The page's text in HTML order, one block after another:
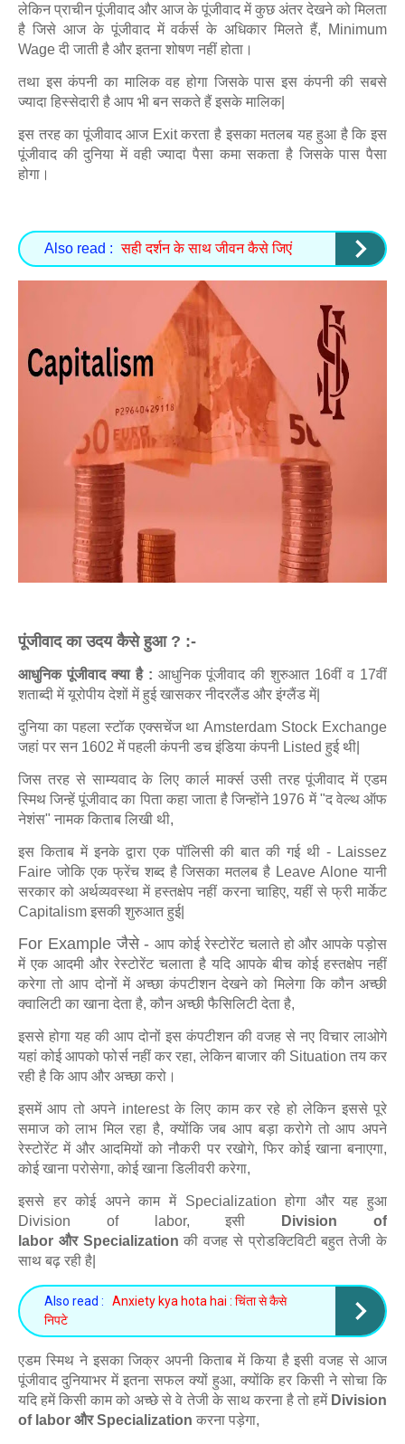
लेकिन प्राचीन पूंजीवाद और आज के पूंजीवाद में कुछ अंतर देखने को मिलता
है जिसे आज के पूंजीवाद में वर्कर्स के अधिकार मिलते हैं, Minimum
Wage दी जाती है और इतना शोषण नहीं होता।
तथा इस कंपनी का मालिक वह होगा जिसके पास इस कंपनी की सबसे
ज्यादा हिस्सेदारी है आप भी बन सकते हैं इसके मालिक|
इस तरह का पूंजीवाद आज Exit करता है इसका मतलब यह हुआ है कि इस
पूंजीवाद की दुनिया में वही ज्यादा पैसा कमा सकता है जिसके पास पैसा
होगा।
Also read : सही दर्शन के साथ जीवन कैसे जिएं
पूंजीवाद का उदय कैसे हुआ ? :-
आधुनिक पूंजीवाद क्या है : आधुनिक पूंजीवाद की शुरुआत 16वीं व 17वीं
शताब्दी में यूरोपीय देशों में हुई खासकर नीदरलैंड और इंग्लैंड में|
दुनिया का पहला स्टॉक एक्सचेंज था Amsterdam Stock Exchange
जहां पर सन 1602 में पहली कंपनी डच इंडिया कंपनी Listed हुई थी|
जिस तरह से साम्यवाद के लिए कार्ल मार्क्स उसी तरह पूंजीवाद में एडम
स्मिथ जिन्हें पूंजीवाद का पिता कहा जाता है जिन्होंने 1976 में "द वेल्थ ऑफ
नेशंस" नामक किताब लिखी थी,
इस किताब में इनके द्वारा एक पॉलिसी की बात की गई थी - Laissez
Faire जोकि एक फ्रेंच शब्द है जिसका मतलब है Leave Alone यानी
सरकार को अर्थव्यवस्था में हस्तक्षेप नहीं करना चाहिए, यहीं से फ्री मार्केट
Capitalism इसकी शुरुआत हुई|
For Example जैसे -आप कोई रेस्टोरेंट चलाते हो और आपके पड़ोस
में एक आदमी और रेस्टोरेंट चलाता है यदि आपके बीच कोई हस्तक्षेप नहीं
करेगा तो आप दोनों में अच्छा कंपटीशन देखने को मिलेगा कि कौन अच्छी
क्वालिटी का खाना देता है, कौन अच्छी फैसिलिटी देता है,
इससे होगा यह की आप दोनों इस कंपटीशन की वजह से नए विचार लाओगे
यहां कोई आपको फोर्स नहीं कर रहा, लेकिन बाजार की Situation तय कर
रही है कि आप और अच्छा करो।
इसमें आप तो अपने interest के लिए काम कर रहे हो लेकिन इससे पूरे
समाज को लाभ मिल रहा है, क्योंकि जब आप बड़ा करोगे तो आप अपने
रेस्टोरेंट में और आदमियों को नौकरी पर रखोगे, फिर कोई खाना बनाएगा,
कोई खाना परोसेगा, कोई खाना डिलीवरी करेगा,
इससे हर कोई अपने काम में Specialization होगा और यह हुआ
Division of labor, इसी
Division of
labor और Specialization की वजह से प्रोडक्टिविटी बहुत तेजी के
साथ बढ़ रही है|
Also read :
Anxiety kya hota hai : चिंता से कैसे
निपटे
एडम स्मिथ ने इसका जिक्र अपनी किताब में किया है इसी वजह से आज
पूंजीवाद दुनियाभर में इतना सफल क्यों हुआ, क्योंकि हर किसी ने सोचा कि
यदि हमें किसी काम को अच्छे से वे तेजी के साथ करना है तो हमें Division
of labor औरSpecialization करना पड़ेगा,